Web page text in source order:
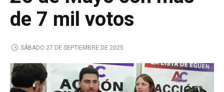
de 7 mil votos
SÁBADO 27 DE SEPTIEMBRE DE 2025